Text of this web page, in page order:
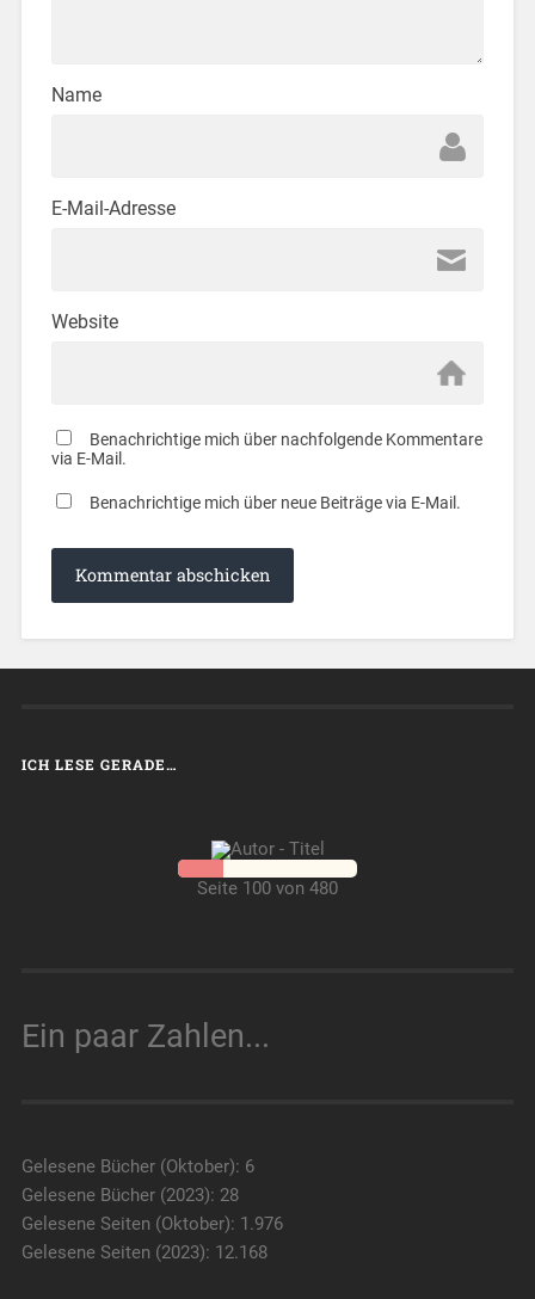
Name
E-Mail-Adresse
Website
Benachrichtige mich über nachfolgende Kommentare
via E-Mail.
Benachrichtige mich über neue Beiträge via E-Mail.
ICH LESE GERADE…
Seite 100 von 480
Ein paar Zahlen...
Gelesene Bücher (Oktober): 6
Gelesene Bücher (2023): 28
Gelesene Seiten (Oktober): 1.976
Gelesene Seiten (2023): 12.168